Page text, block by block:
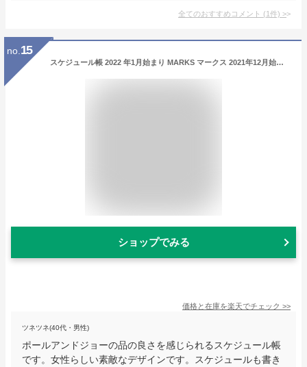
全てのおすすめコメント (1件) >
no. 15
スケジュール帳 2022 年1月始まり MARKS マークス 2021年12月始まり 手帳 週間レフト式(ホリゾンタル) B6 ポール&ジョー ラ・パペトリー バーバパパ ポールアンドジョー 大人かわいい おしゃれ キャラクター 手帳カバー 手帳のタイムキーパー
ショップでみる
価格と在庫を楽天でチェック >>
ツネツネ(40代・男性)
ポールアンドジョーの品の良さを感じられるスケジュール帳
です。女性らしい素敵なデザインです。スケジュールも書き